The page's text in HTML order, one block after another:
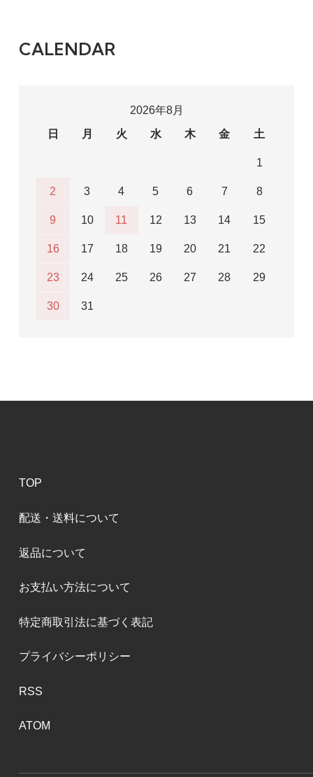
CALENDAR
2026年8月
日
月 火 水 木 金 土
1
2 3 4 5 6 7 8
9 10 11 12 13 14 15
16 17 18 19 20 21 22
23 24 25 26 27 28 29
30 31
TOP
配送・送料について
返品について
お支払い方法について
特定商取引法に基づく表記
プライバシーポリシー
RSS
ATOM